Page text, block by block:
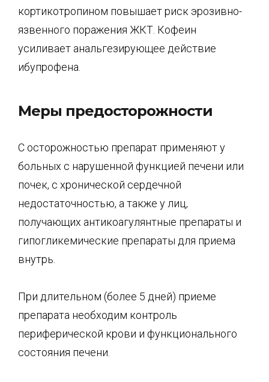
кортикотропином повышает риск эрозивно-
язвенного поражения ЖКТ. Кофеин
усиливает анальгезирующее действие
ибупрофена.
Меры предосторожности
С осторожностью препарат применяют у
больных с нарушенной функцией печени или
почек, с хронической сердечной
недостаточностью, а также у лиц,
получающих антикоагулянтные препараты и
гипогликемические препараты для приема
внутрь.
При длительном (более 5 дней) приеме
препарата необходим контроль
периферической крови и функционального
состояния печени.